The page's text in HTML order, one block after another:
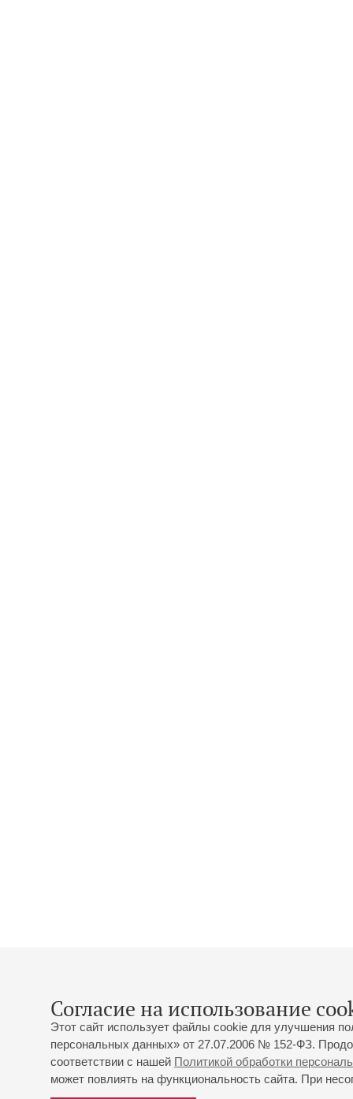
Согласие на использование
Этот сайт использует файлы cookie для улучшения
персональных данных» от 27.07.2006 № 152-ФЗ.
соответствии с нашей Политикой обработки
может повлиять на функциональность сайта. При